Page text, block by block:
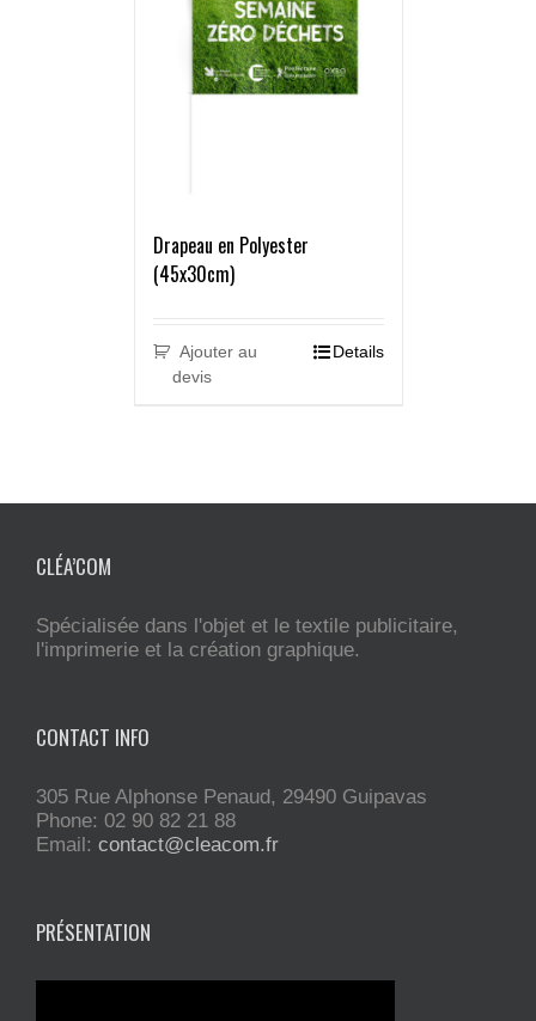
Drapeau en Polyester
(45x30cm)
Ajouter au
devis
Details
CLÉA’COM
Spécialisée dans l'objet et le textile publicitaire,
l'imprimerie et la création graphique.
CONTACT INFO
305 Rue Alphonse Penaud, 29490 Guipavas
Phone: 02 90 82 21 88
Email: contact@cleacom.fr
PRÉSENTATION